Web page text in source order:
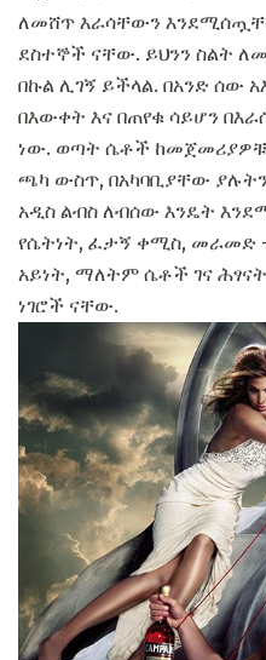
ለመሸጥ እራሳቸውን
ደስተኞች ናቸው. ይህንን ስልት
በኩል ሊገኝ ይችላል. በአንድ ሰው
በእውቀት እና በጠየቁ ሳይሆን
ነው. ወጣት ሴቶች ከመጀመሪያዎቹ
ጫካ ውስጥ, በአካባቢያቸው
አዲስ ልብስ ለብሰው እንዴት
የሴትነት, ፈታኝ ቀሚስ, መራመድ
አይነት, ማለትም ሴቶች ገና
ነገሮች ናቸው.